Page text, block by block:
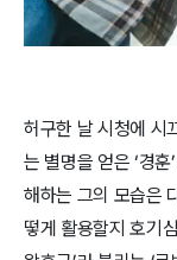
허구한 날 시청에 시
는 별명을 얻은 ‘경
해하​는 그의 모습은
떻게 활용할지 호기